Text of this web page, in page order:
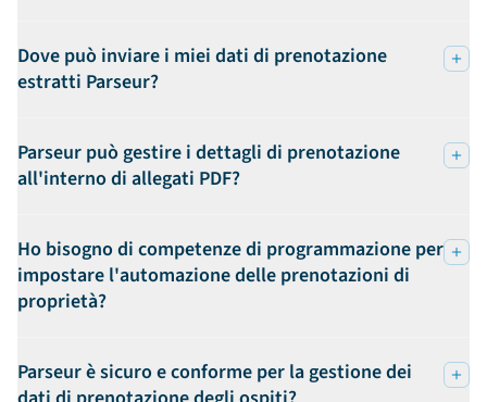
Dove può inviare i miei dati di prenotazione
estratti Parseur?
Parseur può gestire i dettagli di prenotazione
all'interno di allegati PDF?
Ho bisogno di competenze di programmazione per
impostare l'automazione delle prenotazioni di
proprietà?
Parseur è sicuro e conforme per la gestione dei